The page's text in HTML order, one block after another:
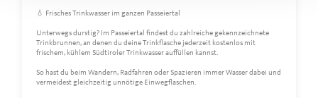
💧 Frisches Trinkwasser im ganzen Passeiertal
Unterwegs durstig? Im Passeiertal findest du zahlreiche gekennzeichnete
Trinkbrunnen, an denen du deine Trinkflasche jederzeit kostenlos mit
frischem, kühlem Südtiroler Trinkwasser auffüllen kannst.
So hast du beim Wandern, Radfahren oder Spazieren immer Wasser dabei und
vermeidest gleichzeitig unnötige Einwegflaschen.